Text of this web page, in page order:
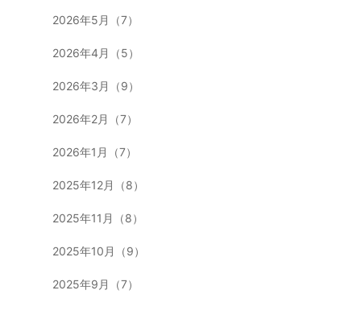
2026年5月（7）
2026年4月（5）
2026年3月（9）
2026年2月（7）
2026年1月（7）
2025年12月（8）
2025年11月（8）
2025年10月（9）
2025年9月（7）